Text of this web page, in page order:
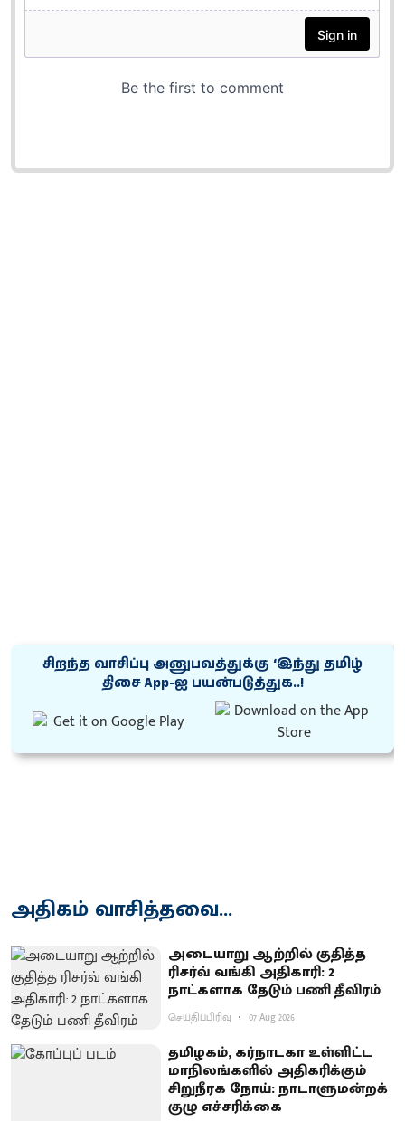
சிறந்த வாசிப்பு அனுபவத்துக்கு ‘இந்து தமிழ்
திசை App-ஐ பயன்படுத்துக..!
அதிகம் வாசித்தவை...
அடையாறு ஆற்றில் குதித்த
ரிசர்வ் வங்கி அதிகாரி: 2
நாட்களாக தேடும் பணி தீவிரம்
செய்திப்பிரிவு 07 Aug 2026
தமிழகம், கர்நாடகா உள்ளிட்ட
மாநிலங்களில் அதிகரிக்கும்
சிறுநீரக நோய்: நாடாளுமன்றக்
குழு எச்சரிக்கை